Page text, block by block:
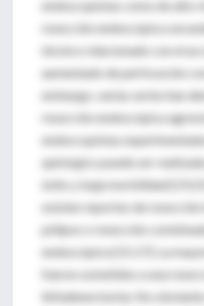
endoscopistas como de alto
resección endoscópica
técnico relacionado con el
aumentado de perforación
embargo, varias series han
resección endoscópica
endoscopistas
quirúrgico puede ser
éxito y baja morbilidad
existen reportes de
pólipos o resección
endoscópica [15,17]. La
fueron sometidos a una
linfadenectomía. No